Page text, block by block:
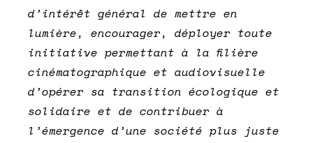
d’intérêt général de mettre en
lumière, encourager, déployer toute
initiative permettant à la filière
cinématographique et audiovisuelle
d’opérer sa transition écologique et
solidaire et de contribuer à
l’émergence d’une société plus juste